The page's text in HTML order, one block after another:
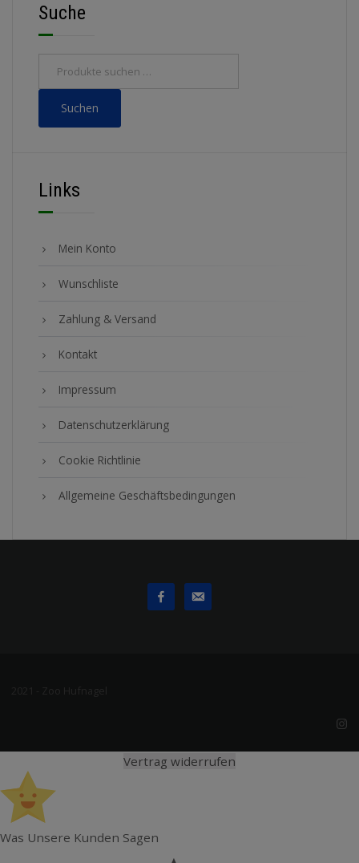
Suche
Suchen
Links
Mein Konto
Wunschliste
Zahlung & Versand
Kontakt
Impressum
Datenschutzerklärung
Cookie Richtlinie
Allgemeine Geschäftsbedingungen
Vertrag widerrufen
Was Unsere Kunden Sagen